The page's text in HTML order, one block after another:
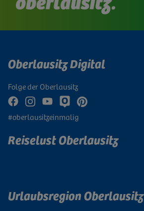
Oberlausitz Digital
Folge der Oberlausitz
#oberlausitzeinmalig
Reiselust Oberlausitz
Urlaubsregion Oberlausitz